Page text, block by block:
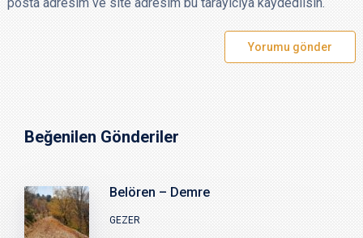
Beğenilen Gönderiler
Belören – Demre
GEZER